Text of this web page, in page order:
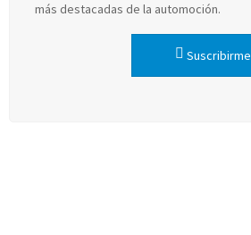
más destacadas de la automoción.
Suscribirme